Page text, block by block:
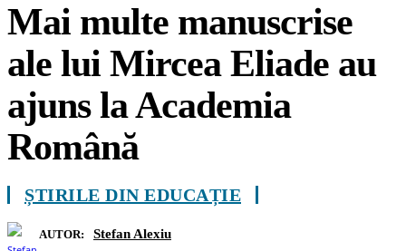
Mai multe manuscrise
ale lui Mircea Eliade au
ajuns la Academia
Română
ȘTIRILE DIN EDUCAȚIE
AUTOR: Stefan Alexiu